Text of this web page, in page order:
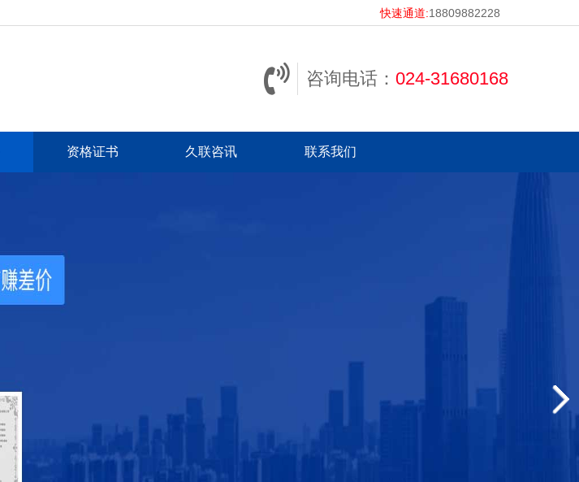
快速通道:18809882228
咨询电话： 024-31680168
资格证书 久联咨讯 联系我们